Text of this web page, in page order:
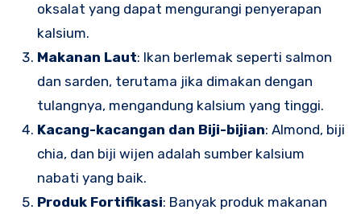
oksalat yang dapat mengurangi penyerapan
kalsium.
Makanan Laut: Ikan berlemak seperti salmon
dan sarden, terutama jika dimakan dengan
tulangnya, mengandung kalsium yang tinggi.
Kacang-kacangan dan Biji-bijian: Almond, biji
chia, dan biji wijen adalah sumber kalsium
nabati yang baik.
Produk Fortifikasi: Banyak produk makanan